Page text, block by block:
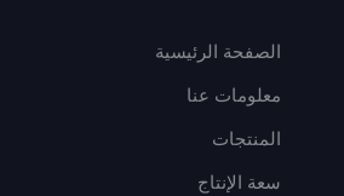
الصفحة الرئيسية
معلومات عنا
المنتجات
سعة الإنتاج